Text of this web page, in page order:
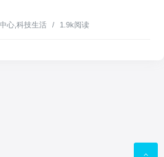
心 科技生活 / 1.9k阅读